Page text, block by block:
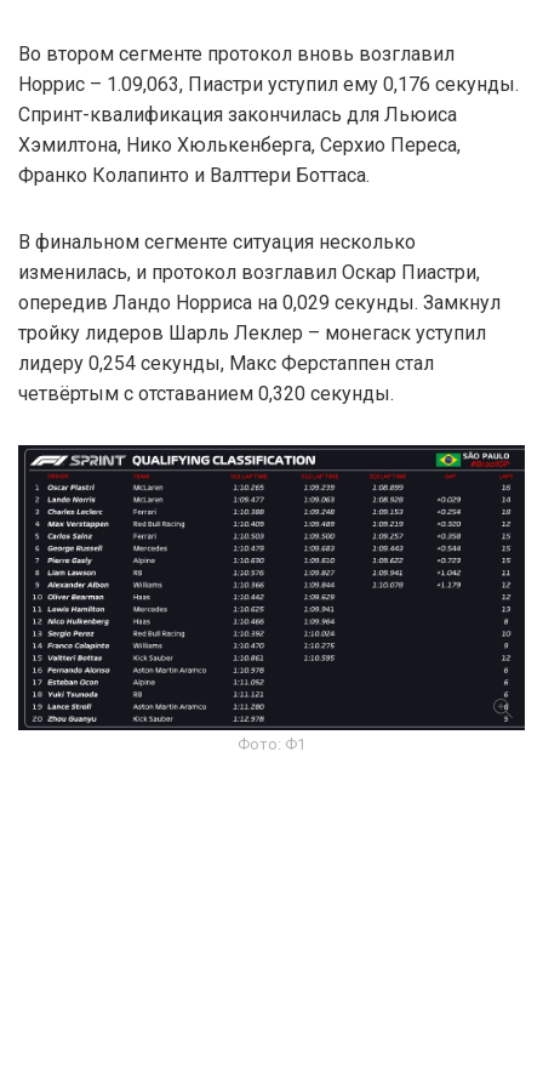
Во втором сегменте протокол вновь возглавил
Норрис – 1.09,063, Пиастри уступил ему 0,176 секунды.
Спринт-квалификация закончилась для Льюиса
Хэмилтона, Нико Хюлькенберга, Серхио Переса,
Франко Колапинто и Валттери Боттаса.
В финальном сегменте ситуация несколько
изменилась, и протокол возглавил Оскар Пиастри,
опередив Ландо Норриса на 0,029 секунды. Замкнул
тройку лидеров Шарль Леклер – монегаск уступил
лидеру 0,254 секунды, Макс Ферстаппен стал
четвёртым с отставанием 0,320 секунды.
Фото: Ф1